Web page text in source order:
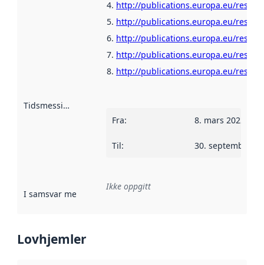
http://publications.europa.eu/
http://publications.europa.eu/
http://publications.europa.eu/
http://publications.europa.eu/
http://publications.europa.eu/
Tidsmessig avgrensning
Fra: 8. mars 2022
Til: 30. september
I samsvar med Referanse til en implementasjonsregel
Ikke oppgitt
Lovhjemler